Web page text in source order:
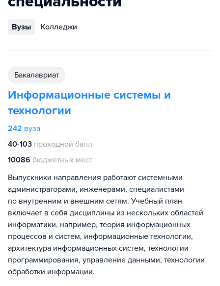
Вузы Колледжи
бакалавриат
Информационные системы и
технологии
242 вуза
40-103 проходной балл
10086 бюджетных мест
Выпускники направления работают системными
администраторами, инженерами, специалистами
по внутренним и внешним сетям. Учебный план
включает в себя дисциплины из нескольких областей
информатики, например, теория информационных
процессов и систем, информационные технологии,
архитектура информационных систем, технологии
программирования, управление данными, технологии
обработки информации.